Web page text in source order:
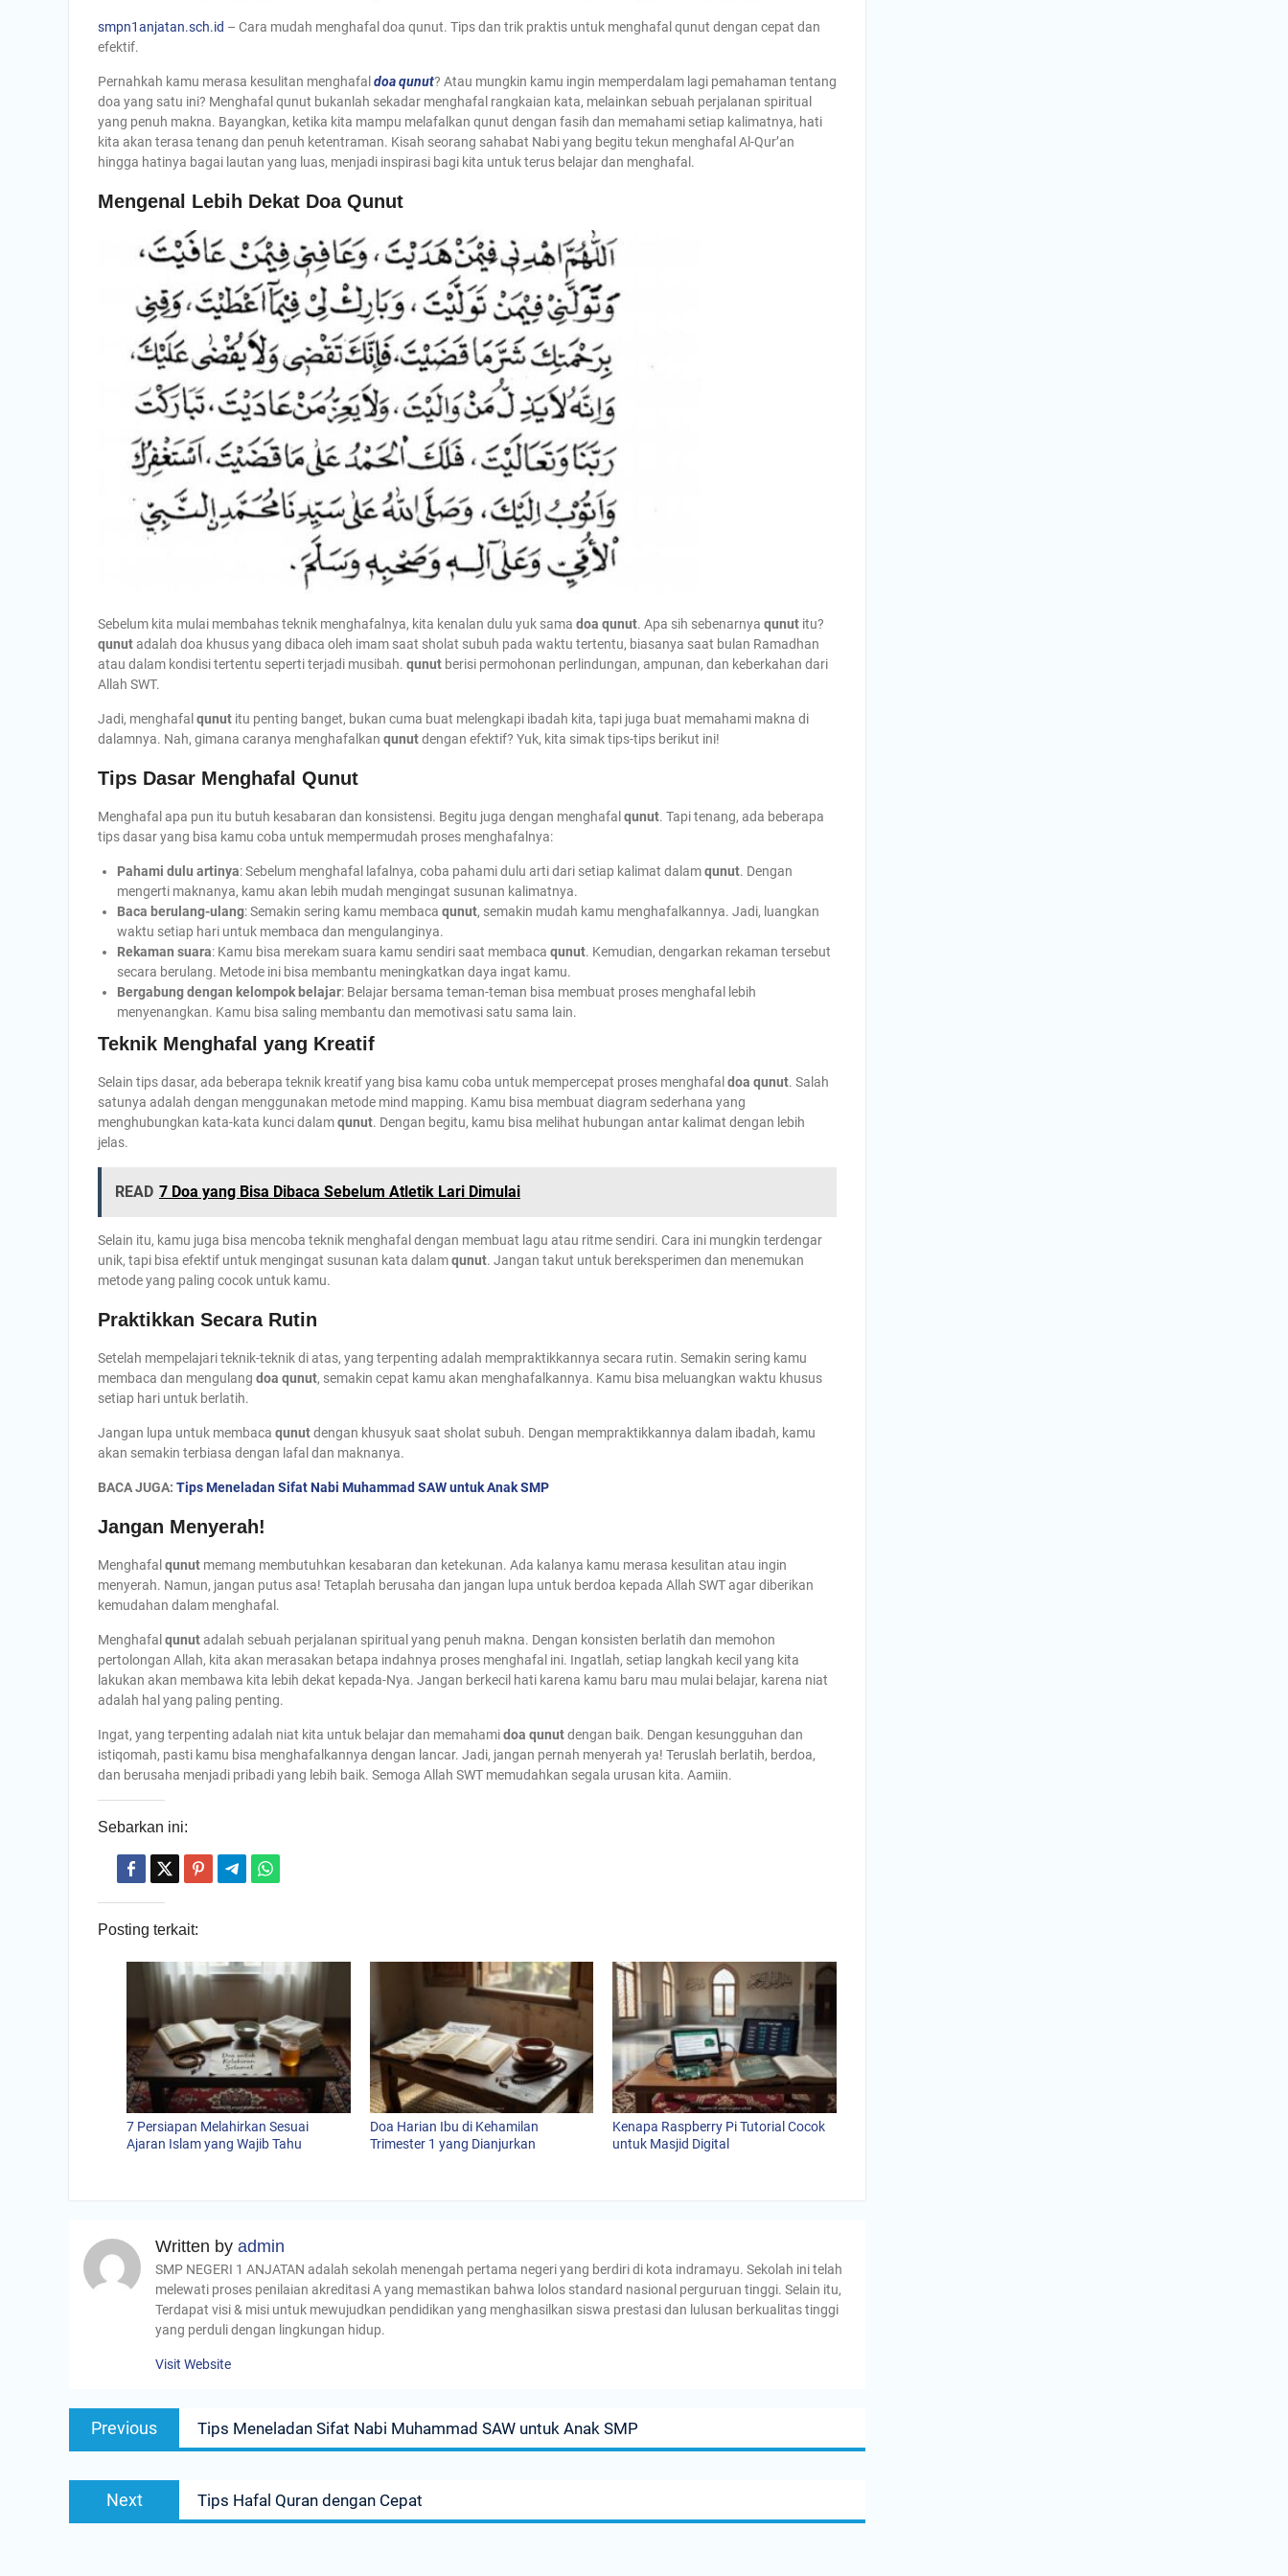
smpn1anjatan.sch.id – Cara mudah menghafal doa qunut. Tips dan trik praktis untuk menghafal qunut dengan cepat dan
efektif.
Pernahkah kamu merasa kesulitan menghafal doa qunut? Atau mungkin kamu ingin memperdalam lagi pemahaman tentang
doa yang satu ini? Menghafal qunut bukanlah sekadar menghafal rangkaian kata, melainkan sebuah perjalanan spiritual
yang penuh makna. Bayangkan, ketika kita mampu melafalkan qunut dengan fasih dan memahami setiap kalimatnya, hati
kita akan terasa tenang dan penuh ketentraman. Kisah seorang sahabat Nabi yang begitu tekun menghafal Al-Qur’an
hingga hatinya bagai lautan yang luas, menjadi inspirasi bagi kita untuk terus belajar dan menghafal.
Mengenal Lebih Dekat Doa Qunut
Sebelum kita mulai membahas teknik menghafalnya, kita kenalan dulu yuk sama doa qunut. Apa sih sebenarnya qunut itu?
qunutadalah doa khusus yang dibaca oleh imam saat sholat subuh pada waktu tertentu, biasanya saat bulan Ramadhan
atau dalam kondisi tertentu seperti terjadi musibah. qunut berisi permohonan perlindungan, ampunan, dan keberkahan dari
Allah SWT.
Jadi, menghafal qunut itu penting banget, bukan cuma buat melengkapi ibadah kita, tapi juga buat memahami makna di
dalamnya. Nah, gimana caranya menghafalkan qunutdengan efektif? Yuk, kita simak tips-tips berikut ini!
Tips Dasar Menghafal Qunut
Menghafal apa pun itu butuh kesabaran dan konsistensi. Begitu juga dengan menghafal qunut. Tapi tenang, ada beberapa
tips dasar yang bisa kamu coba untuk mempermudah proses menghafalnya:
Pahami dulu artinya: Sebelum menghafal lafalnya, coba pahami dulu arti dari setiap kalimat dalamqunut. Dengan
mengerti maknanya, kamu akan lebih mudah mengingat susunan kalimatnya.
Baca berulang-ulang: Semakin sering kamu membaca qunut, semakin mudah kamu menghafalkannya. Jadi, luangkan
waktu setiap hari untuk membaca dan mengulanginya.
Rekaman suara: Kamu bisa merekam suara kamu sendiri saat membaca qunut. Kemudian, dengarkan rekaman tersebut
secara berulang. Metode ini bisa membantu meningkatkan daya ingat kamu.
Bergabung dengan kelompok belajar: Belajar bersama teman-teman bisa membuat proses menghafal lebih
menyenangkan. Kamu bisa saling membantu dan memotivasi satu sama lain.
Teknik Menghafal yang Kreatif
Selain tips dasar, ada beberapa teknik kreatif yang bisa kamu coba untuk mempercepat proses menghafal doa qunut. Salah
satunya adalah dengan menggunakan metode mind mapping. Kamu bisa membuat diagram sederhana yang
menghubungkan kata-kata kunci dalamqunut. Dengan begitu, kamu bisa melihat hubungan antar kalimat dengan lebih
jelas.
READ 7 Doa yang Bisa Dibaca Sebelum Atletik Lari Dimulai
Selain itu, kamu juga bisa mencoba teknik menghafal dengan membuat lagu atau ritme sendiri. Cara ini mungkin terdengar
unik, tapi bisa efektif untuk mengingat susunan kata dalamqunut. Jangan takut untuk bereksperimen dan menemukan
metode yang paling cocok untuk kamu.
Praktikkan Secara Rutin
Setelah mempelajari teknik-teknik di atas, yang terpenting adalah mempraktikkannya secara rutin. Semakin sering kamu
membaca dan mengulang doa qunut, semakin cepat kamu akan menghafalkannya. Kamu bisa meluangkan waktu khusus
setiap hari untuk berlatih.
Jangan lupa untuk membaca qunutdengan khusyuk saat sholat subuh. Dengan mempraktikkannya dalam ibadah, kamu
akan semakin terbiasa dengan lafal dan maknanya.
BACA JUGA: Tips Meneladan Sifat Nabi Muhammad SAW untuk Anak SMP
Jangan Menyerah!
Menghafal qunut memang membutuhkan kesabaran dan ketekunan. Ada kalanya kamu merasa kesulitan atau ingin
menyerah. Namun, jangan putus asa! Tetaplah berusaha dan jangan lupa untuk berdoa kepada Allah SWT agar diberikan
kemudahan dalam menghafal.
Menghafal qunutadalah sebuah perjalanan spiritual yang penuh makna. Dengan konsisten berlatih dan memohon
pertolongan Allah, kita akan merasakan betapa indahnya proses menghafal ini. Ingatlah, setiap langkah kecil yang kita
lakukan akan membawa kita lebih dekat kepada-Nya. Jangan berkecil hati karena kamu baru mau mulai belajar, karena niat
adalah hal yang paling penting.
Ingat, yang terpenting adalah niat kita untuk belajar dan memahamidoa qunutdengan baik. Dengan kesungguhan dan
istiqomah, pasti kamu bisa menghafalkannya dengan lancar. Jadi, jangan pernah menyerah ya! Teruslah berlatih, berdoa,
dan berusaha menjadi pribadi yang lebih baik. Semoga Allah SWT memudahkan segala urusan kita. Aamiin.
Sebarkan ini:
Posting terkait:
7 Persiapan Melahirkan Sesuai
Ajaran Islam yang Wajib Tahu
Doa Harian Ibu di Kehamilan
Trimester 1 yang Dianjurkan
Kenapa Raspberry Pi Tutorial Cocok
untuk Masjid Digital
Written by admin
SMP NEGERI 1 ANJATAN adalah sekolah menengah pertama negeri yang berdiri di kota indramayu. Sekolah ini telah
melewati proses penilaian akreditasi A yang memastikan bahwa lolos standard nasional perguruan tinggi. Selain itu,
Terdapat visi & misi untuk mewujudkan pendidikan yang menghasilkan siswa prestasi dan lulusan berkualitas tinggi
yang perduli dengan lingkungan hidup.
Visit Website
Navigasi
posPrevious
Previous
post:
Tips Meneladan Sifat Nabi Muhammad SAW untuk Anak SMP
Next
Next
post:
Tips Hafal Quran dengan Cepat